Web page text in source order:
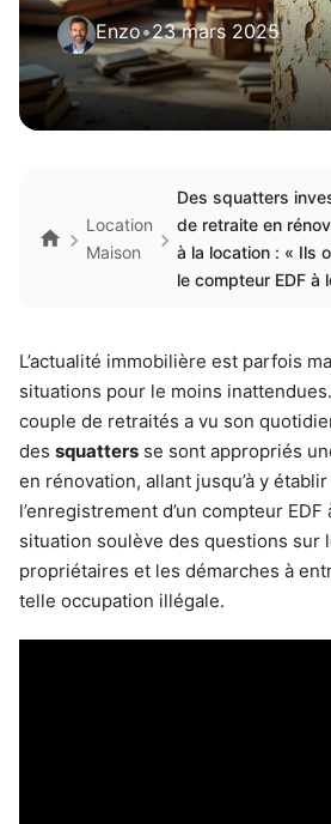
Enzo•23 mars 2025
Location
Maison
Des squatters
de retraite en
à la location : « Ils
le compteur EDF à
L’actualité immobilière est parfois
situations pour le moins
couple de retraités a vu son
des squatters se sont appropriés
en rénovation, allant jusqu’à y
l’enregistrement d’un compteur
situation soulève des questions sur
propriétaires et les démarches à
telle occupation illégale.